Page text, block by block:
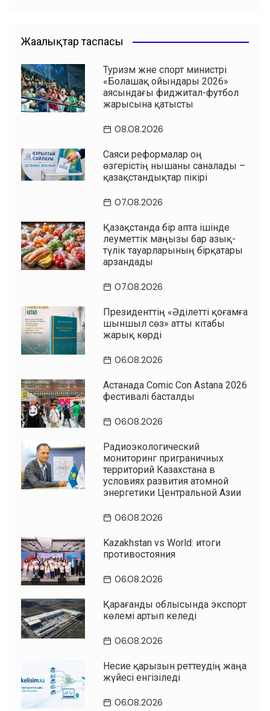
Жаңалықтар таспасы
Туризм және спорт министрі
«Болашақ ойындары 2026»
аясындағы фиджитал-футбол
жарысына қатысты
08.08.2026
Саяси реформалар оң
өзгерістің нышаны саналады –
қазақстандықтар пікірі
07.08.2026
Қазақстанда бір апта ішінде
әлеуметтік маңызы бар азық-
түлік тауарларының бірқатары
арзандады
07.08.2026
Президенттің «Әділетті қоғамға
шыншыл сөз» атты кітабы
жарық көрді
06.08.2026
Астанада Comic Con Astana 2026
фестивалі басталды
06.08.2026
Радиоэкологический
мониторинг приграничных
территорий Казахстана в
условиях развития атомной
энергетики Центральной Азии
06.08.2026
Kazakhstan vs World: итоги
противостояния
06.08.2026
Қарағанды облысында экспорт
көлемі артып келеді
06.08.2026
Несие қарызын реттеудің жаңа
жүйесі енгізіледі
06.08.2026